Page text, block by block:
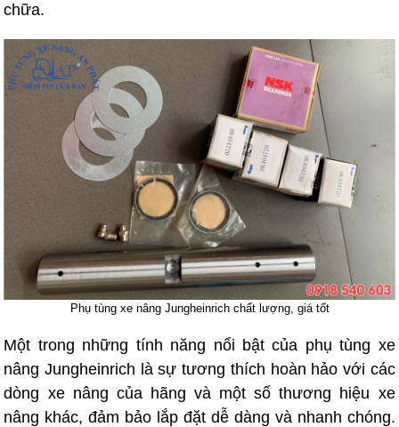
chữa.
Phụ tùng xe nâng Jungheinrich chất lượng, giá tốt
Một trong những tính năng nổi bật của phụ tùng xe
nâng Jungheinrich là sự tương thích hoàn hảo với các
dòng xe nâng của hãng và một số thương hiệu xe
nâng khác, đảm bảo lắp đặt dễ dàng và nhanh chóng.